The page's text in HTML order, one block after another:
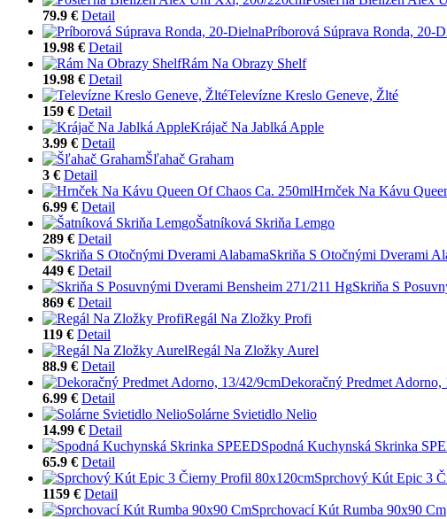
79.9 € Detail
Príborová Súprava Ronda, 20-
19.98 € Detail
Rám Na Obrazy Shelf
19.98 € Detail
Televízne Kreslo Geneve, Žlté
159 € Detail
Krájač Na Jablká Apple
3.99 € Detail
Šľahač Graham
3 € Detail
Hrnček Na Kávu
6.99 € Detail
Šatníková Skriňa Lemgo
289 € Detail
Skriňa S Otočnými Dverami
449 € Detail
Skriňa S
869 € Detail
Regál Na Zložky Profi
119 € Detail
Regál Na Zložky Aurel
88.9 € Detail
Dekoračný Predmet Adorno,
6.99 € Detail
Solárne Svietidlo Nelio
14.99 € Detail
Spodná Kuchynská Skrinka
65.9 € Detail
Sprchový Kút Epic 3
1159 € Detail
Sprchovací Kút Rumba 90x90 Cm